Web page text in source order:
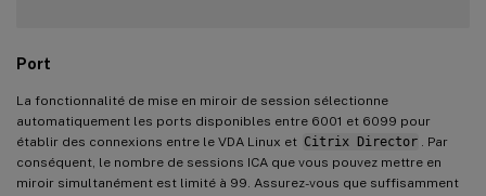
Port
La fonctionnalité de mise en miroir de session sélectionne
automatiquement les ports disponibles entre 6001 et 6099 pour
établir des connexions entre le VDA Linux et Citrix Director
. Par
conséquent, le nombre de sessions ICA que vous pouvez mettre en
miroir simultanément est limité à 99. Assurez-vous que suffisamment